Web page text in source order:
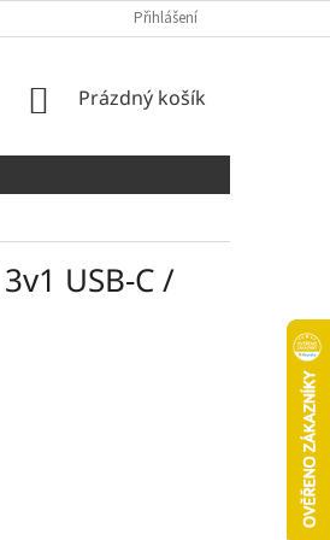
Přihlášení
NÁKUPNÍ
Prázdný košík
USB-C /